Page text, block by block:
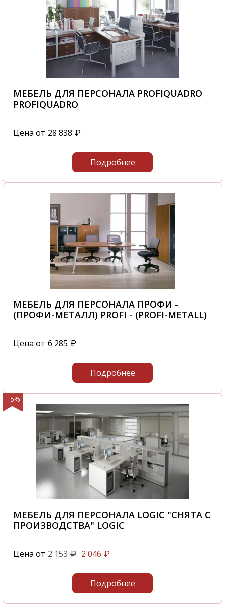
МЕБЕЛЬ ДЛЯ ПЕРСОНАЛА PROFIQUADRO
PROFIQUADRO
Цена от 28 838 ₽
Подробнее
МЕБЕЛЬ ДЛЯ ПЕРСОНАЛА ПРОФИ -
(ПРОФИ-МЕТАЛЛ) PROFI - (PROFI-METALL)
Цена от 6 285 ₽
Подробнее
- 5%
МЕБЕЛЬ ДЛЯ ПЕРСОНАЛА LOGIC "СНЯТА С
ПРОИЗВОДСТВА" LOGIC
Цена от 2 153 ₽ 2 046 ₽
Подробнее